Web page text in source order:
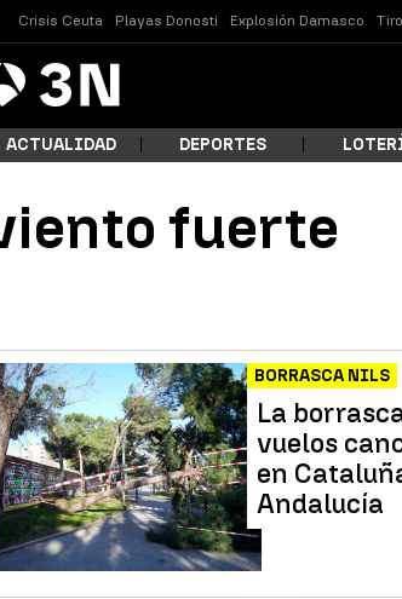
Crisis Ceuta Playas Donosti Explosión Damasco
Noticias
Buscar
ACTUALIDAD DEPORTES
fuerte
BORRASCA NILS
La
vuelos
en
Andalucía